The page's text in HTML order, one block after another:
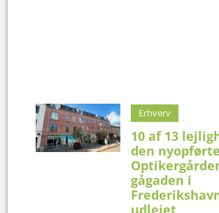
Erhverv
10 af 13
den nyopførte
gågaden i
udlejet